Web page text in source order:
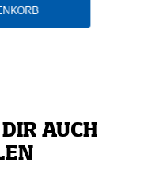
DEN WARENKORB
AUCH